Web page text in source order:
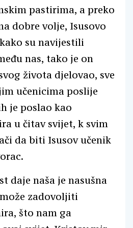
pastirima, a preko
dobre volje, Isusovo
su navijestili
nas, tako je on
života djelovao, sve
učenicima poslije
je poslao kao
u čitav svijet, k svim
da biti Isusov učenik
daje naša je nasušna
zadovoljiti
što nam ga